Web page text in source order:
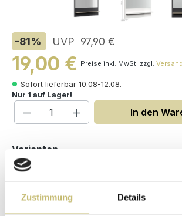
Zustimmung Details
-81% UVP 97,90 €
19,00 € Preise inkl. MwSt. zzgl.
Sofort lieferbar 10.08-12.08.
Nur 1 auf Lager!
Produkt Anzahl: Gib den
In den
Varianten